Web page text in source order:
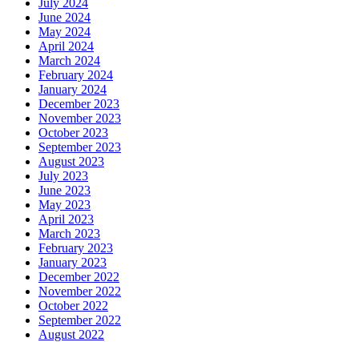
June 2024
May 2024
April 2024
March 2024
February 2024
January 2024
December 2023
November 2023
October 2023
September 2023
August 2023
July 2023
June 2023
May 2023
April 2023
March 2023
February 2023
January 2023
December 2022
November 2022
October 2022
September 2022
August 2022